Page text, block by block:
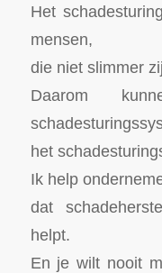
Het
mensen,
die niet slimmer
Daarom
het
Ik help
dat
helpt.
En je wilt nooit